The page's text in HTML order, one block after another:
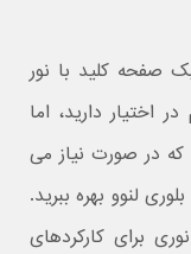
صفحه کلید با نور
دارید، اما
در صورت نیاز می
لنوو بهره ببرید.
برای کارکردهای